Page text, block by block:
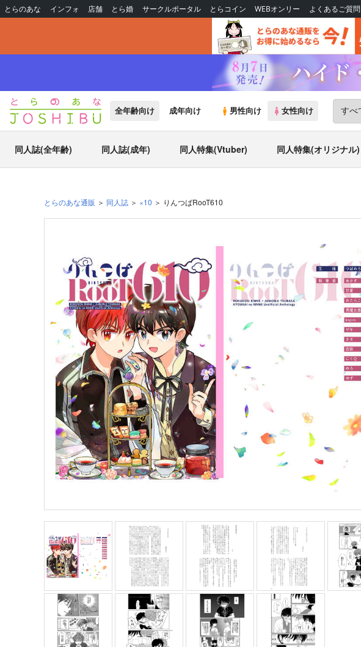
とらのあな インフォ 店舗 とら婚 サークルポータル とらコイン WEBオンリー よくあるご質問
全年齢向け 成年向け 男性向け 女性向け
同人誌(全年齢) 同人誌(成年) 同人特集(Vtuber) 同人特集(オリジナル)
とらのあな通販 同人誌 ×10 りんつばRooT610